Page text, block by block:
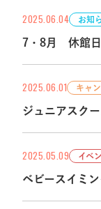
2025.06.04 お知
7・8月 休館日
2025.06.01 キャ
ジュニアスク
2025.05.09 イベ
ベビースイミ